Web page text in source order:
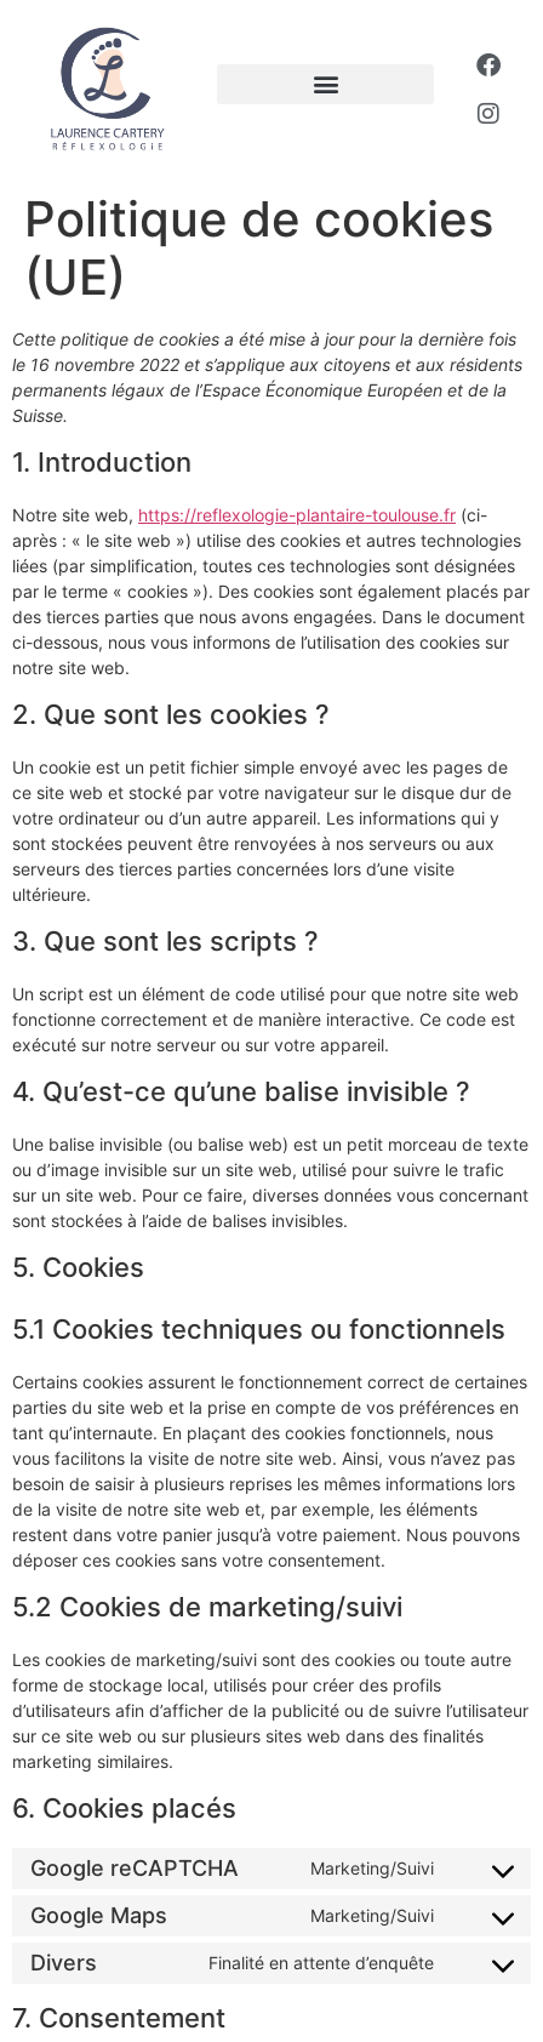
Politique de cookies
(UE)
Cette politique de cookies a été mise à jour pour la dernière fois
le 16 novembre 2022 et s’applique aux citoyens et aux résidents
permanents légaux de l’Espace Économique Européen et de la
Suisse.
1. Introduction
Notre site web, https://reflexologie-plantaire-toulouse.fr (ci-
après : « le site web ») utilise des cookies et autres technologies
liées (par simplification, toutes ces technologies sont désignées
par le terme « cookies »). Des cookies sont également placés par
des tierces parties que nous avons engagées. Dans le document
ci-dessous, nous vous informons de l’utilisation des cookies sur
notre site web.
2. Que sont les cookies ?
Un cookie est un petit fichier simple envoyé avec les pages de
ce site web et stocké par votre navigateur sur le disque dur de
votre ordinateur ou d’un autre appareil. Les informations qui y
sont stockées peuvent être renvoyées à nos serveurs ou aux
serveurs des tierces parties concernées lors d’une visite
ultérieure.
3. Que sont les scripts ?
Un script est un élément de code utilisé pour que notre site web
fonctionne correctement et de manière interactive. Ce code est
exécuté sur notre serveur ou sur votre appareil.
4. Qu’est-ce qu’une balise invisible ?
Une balise invisible (ou balise web) est un petit morceau de texte
ou d’image invisible sur un site web, utilisé pour suivre le trafic
sur un site web. Pour ce faire, diverses données vous concernant
sont stockées à l’aide de balises invisibles.
5. Cookies
5.1 Cookies techniques ou fonctionnels
Certains cookies assurent le fonctionnement correct de certaines
parties du site web et la prise en compte de vos préférences en
tant qu’internaute. En plaçant des cookies fonctionnels, nous
vous facilitons la visite de notre site web. Ainsi, vous n’avez pas
besoin de saisir à plusieurs reprises les mêmes informations lors
de la visite de notre site web et, par exemple, les éléments
restent dans votre panier jusqu’à votre paiement. Nous pouvons
déposer ces cookies sans votre consentement.
5.2 Cookies de marketing/suivi
Les cookies de marketing/suivi sont des cookies ou toute autre
forme de stockage local, utilisés pour créer des profils
d’utilisateurs afin d’afficher de la publicité ou de suivre l’utilisateur
sur ce site web ou sur plusieurs sites web dans des finalités
marketing similaires.
6. Cookies placés
Google reCAPTCHA Marketing/Suivi
Google Maps Marketing/Suivi
Divers Finalité en attente d’enquête
7. Consentement